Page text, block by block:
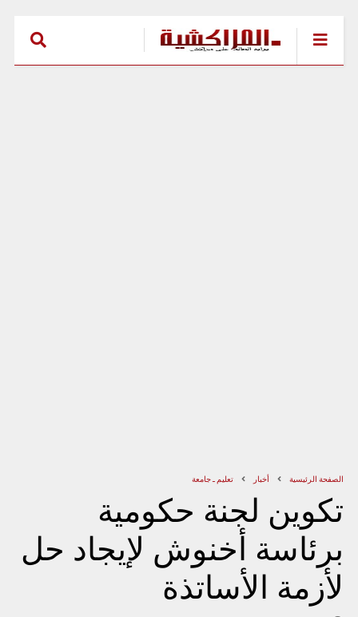
الصفحة الرئيسية أخبار تعليم ـ جامعة
تكوين لجنة حكومية
برئاسة أخنوش لإيجاد حل
لأزمة الأساتذة